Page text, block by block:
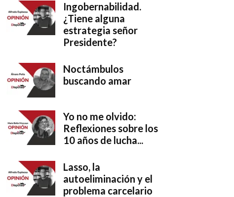
Ingobernabilidad.
¿Tiene alguna
estrategia señor
Presidente?
Noctámbulos
buscando amar
Yo no me olvido:
Reflexiones sobre los
10 años de lucha...
Lasso, la
autoeliminación y el
problema carcelario